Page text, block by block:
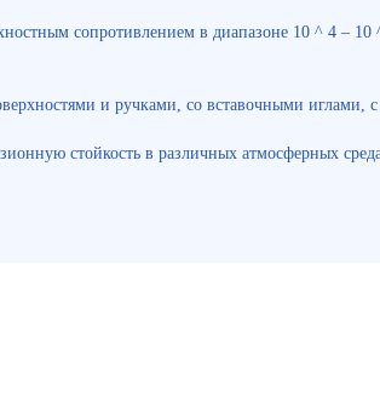
сопротивлением в диапазоне 10 ^ 4 –
и ручками, со вставочными иглами,
стойкость в различных атмосферных